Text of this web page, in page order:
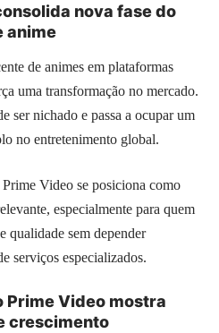
nova fase do
anime
de animes em plataformas
uma transformação no mercado.
ser nichado e passa a ocupar um
no entretenimento global.
Video se posiciona como
especialmente para quem
qualidade sem depender
serviços especializados.
Prime Video mostra
crescimento